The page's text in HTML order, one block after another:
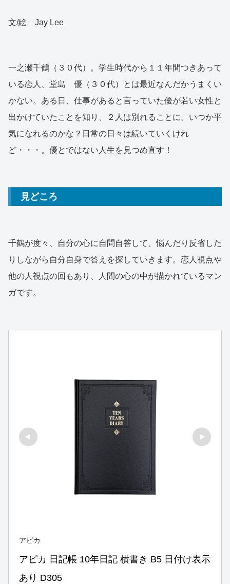
文/絵 Jay Lee
一之瀬千鶴（３０代）。学生時代から１１年間つきあって
いる恋人、堂島 優（３０代）とは最近なんだかうまくい
かない。ある日、仕事があると言っていた優が若い女性と
出かけていたことを知り、２人は別れることに。いつか平
気になれるのかな？日常の日々は続いていくけれ
ど・・・。優とではない人生を見つめ直す！
見どころ
千鶴が度々、自分の心に自問自答して、悩んだり反省した
りしながら自分自身で答えを探していきます。恋人視点や
他の人視点の回もあり、人間の心の中が描かれているマン
ガです。
アピカ
アピカ 日記帳 10年日記 横書き B5 日付け表示
あり D305